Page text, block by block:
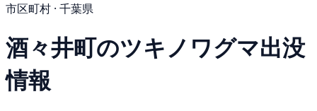
市区町村 · 千葉県
酒々井町のツキノワグマ出没
情報